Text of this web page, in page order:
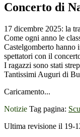
Concerto di
17 dicembre 2025: la
Come ogni anno le
Castelgomberto hanno
spettatori con il
I ragazzi sono stati
Tantissimi Auguri di
Caricamento...
Notizie Tag pagina:
Ultima revisione il 19-